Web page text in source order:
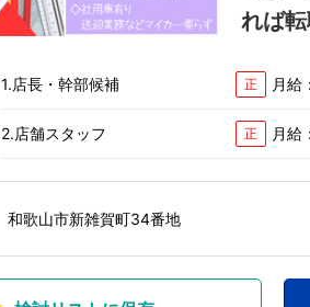
れば
1.店長・幹部候補 正 月給
2.店舗スタッフ 正 月給：
和歌山市新雑賀町34番地